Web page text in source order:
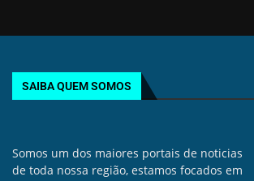
SAIBA QUEM SOMOS
Somos um dos maiores portais de noticias
de toda nossa região, estamos focados em